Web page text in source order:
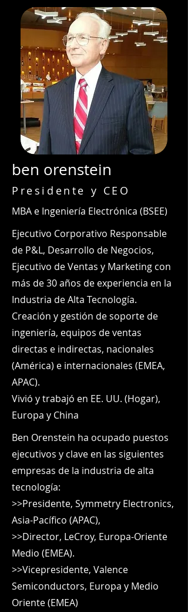
ben orenstein
Presidente y CEO
MBA e Ingeniería Electrónica (BSEE)
Ejecutivo Corporativo Responsable
de P&L, Desarrollo de Negocios,
Ejecutivo de Ventas y Marketing con
más de 30 años de experiencia en la
Industria de Alta Tecnología.
Creación y gestión de soporte de
ingeniería, equipos de ventas
directas e indirectas, nacionales
(América) e internacionales (EMEA,
APAC).
Vivió y trabajó en EE. UU. (Hogar),
Europa y China
Ben Orenstein ha ocupado puestos
ejecutivos y clave en las siguientes
empresas de la industria de alta
tecnología:
>>Presidente, Symmetry Electronics,
Asia-Pacífico (APAC),
>>Director, LeCroy, Europa-Oriente
Medio (EMEA).
>>Vicepresidente, Valence
Semiconductors, Europa y Medio
Oriente (EMEA)